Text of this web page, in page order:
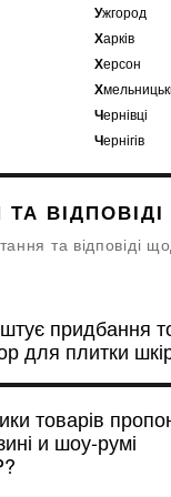
Ужгород
Харків
Херсон
Чернівці
Чернігів
ВІДПОВІДІ
та відповіді
придбання
для плитки
товарів
и шоу-румі